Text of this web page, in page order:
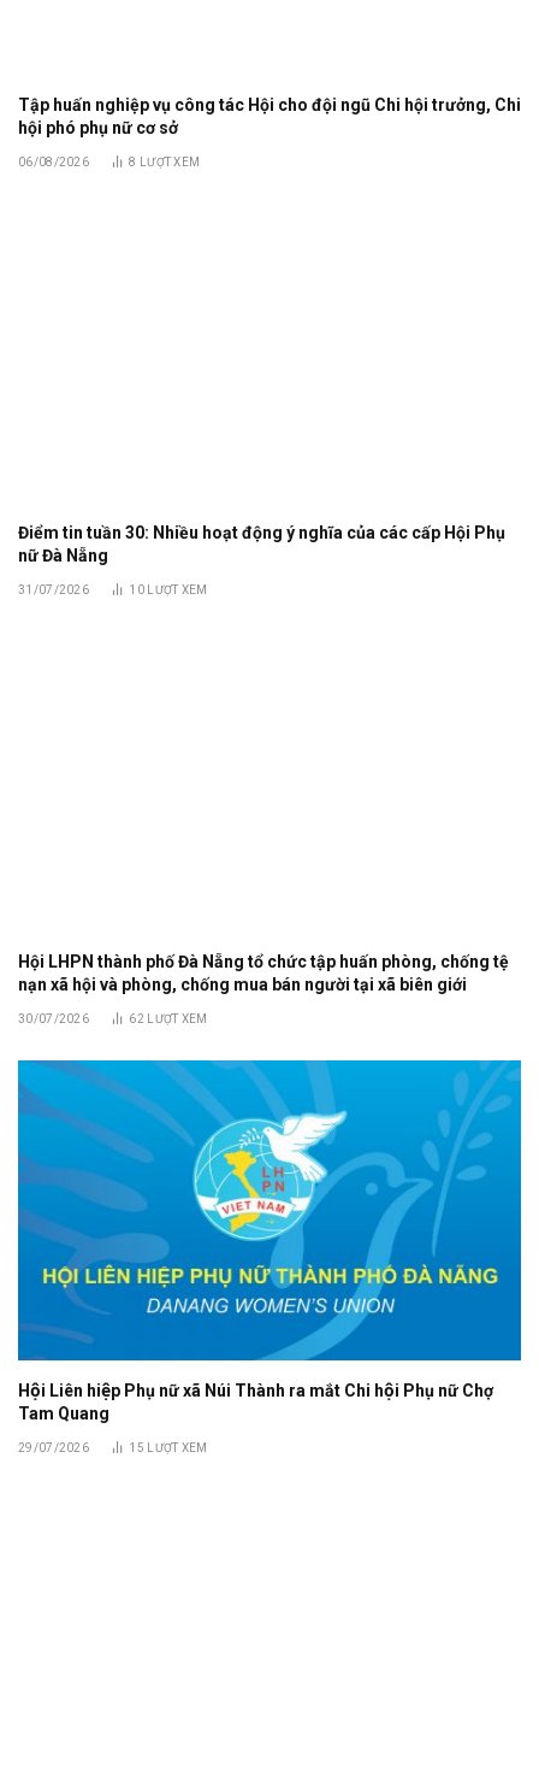
Tập huấn nghiệp vụ công tác Hội cho đội ngũ Chi hội trưởng, Chi
hội phó phụ nữ cơ sở
06/08/2026 8 LƯỢT XEM
Điểm tin tuần 30: Nhiều hoạt động ý nghĩa của các cấp Hội Phụ
nữ Đà Nẵng
31/07/2026 10 LƯỢT XEM
Hội LHPN thành phố Đà Nẵng tổ chức tập huấn phòng, chống tệ
nạn xã hội và phòng, chống mua bán người tại xã biên giới
30/07/2026 62 LƯỢT XEM
Hội Liên hiệp Phụ nữ xã Núi Thành ra mắt Chi hội Phụ nữ Chợ
Tam Quang
29/07/2026 15 LƯỢT XEM